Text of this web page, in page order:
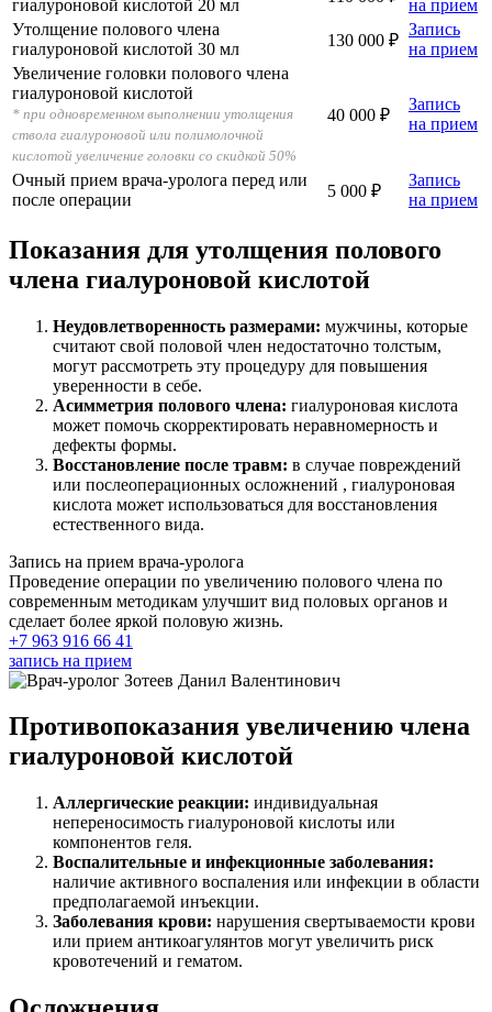
гиалуроновой кислотой 20 мл
на прием
Утолщение полового члена
гиалуроновой кислотой 30 мл
130 000 ₽
Запись
на прием
Увеличение головки полового члена
гиалуроновой кислотой
* при одновременном выполнении утолщения
ствола гиалуроновой или полимолочной
кислотой увеличение головки со скидкой 50%
40 000 ₽
Запись
на прием
Очный прием врача-уролога перед или
после операции
5 000 ₽
Запись
на прием
Показания для утолщения полового
члена гиалуроновой кислотой
Неудовлетворенность размерами: мужчины, которые
считают свой половой член недостаточно толстым,
могут рассмотреть эту процедуру для повышения
уверенности в себе.
Асимметрия полового члена: гиалуроновая кислота
может помочь скорректировать неравномерность и
дефекты формы.
Восстановление после травм: в случае повреждений
или послеоперационных осложнений , гиалуроновая
кислота может использоваться для восстановления
естественного вида.
Запись на прием врача-уролога
Проведение операции по увеличению полового члена по
современным методикам улучшит вид половых органов и
сделает более яркой половую жизнь.
+7 963 916 66 41
запись на прием
Противопоказания увеличению члена
гиалуроновой кислотой
Аллергические реакции: индивидуальная
непереносимость гиалуроновой кислоты или
компонентов геля.
Воспалительные и инфекционные заболевания:
наличие активного воспаления или инфекции в области
предполагаемой инъекции.
Заболевания крови: нарушения свертываемости крови
или прием антикоагулянтов могут увеличить риск
кровотечений и гематом.